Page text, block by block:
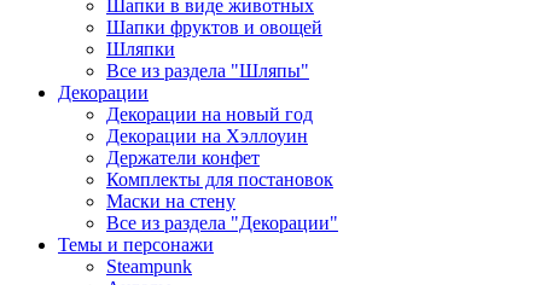
Шапки в виде животных
Шапки фруктов и овощей
Шляпки
Все из раздела "Шляпы"
Декорации
Декорации на новый год
Декорации на Хэллоуин
Держатели конфет
Комплекты для постановок
Маски на стену
Все из раздела "Декорации"
Темы и персонажи
Steampunk